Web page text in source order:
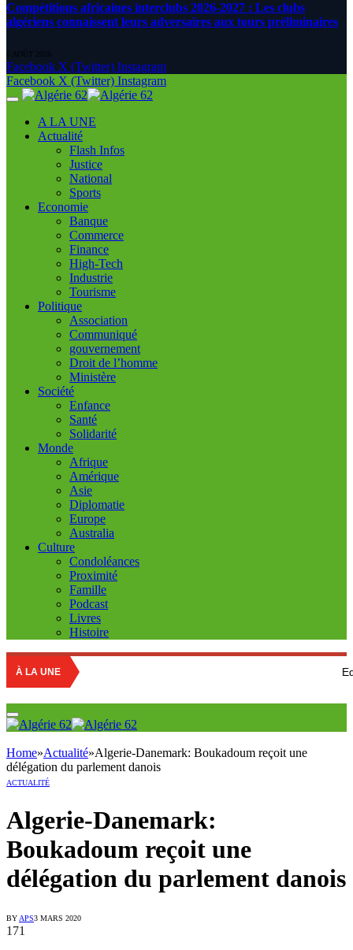
Compétitions africaines interclubs 2026-2027 : Les clubs
algériens connaissent leurs adversaires aux tours préliminaires
6 AOÛT 2026
Facebook X (Twitter) Instagram
Facebook X (Twitter) Instagram
A LA UNE
Actualité
Flash Infos
Justice
National
Sports
Economie
Banque
Commerce
Finance
High-Tech
Industrie
Tourisme
Politique
Association
Communiqué
gouvernement
Droit de l’homme
Ministère
Société
Enfance
Santé
Solidarité
Monde
Afrique
Amérique
Asie
Diplomatie
Europe
Australia
Culture
Condoléances
Proximité
Famille
Podcast
Livres
Histoire
À LA UNE Education
Home»Actualité»Algerie-Danemark: Boukadoum reçoit une
délégation du parlement danois
ACTUALITÉ
Algerie-Danemark:
Boukadoum reçoit une
délégation du parlement danois
BYAPS3 MARS 2020
171